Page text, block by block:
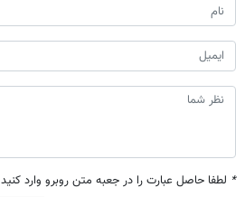
* لطفا حاصل عبارت را در جعبه متن روبرو وارد کنید